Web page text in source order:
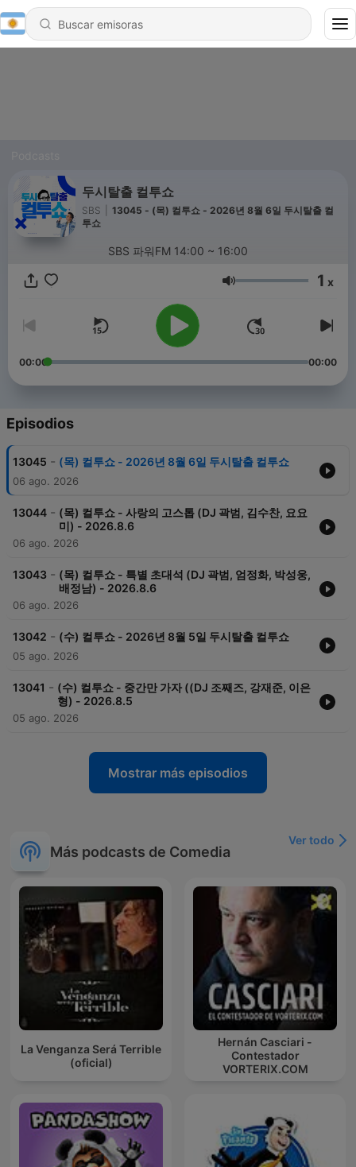
두시탈출 컬투쇼
SBS
13045 - (목) 컬투쇼 - 2026년 8월 6일 두시탈출 컬
투쇼
SBS 파워FM 14:00 ~ 16:00
Volumen 1 x
00:00 00:00
Episodios
13045 - (목) 컬투쇼 - 2026년 8월 6일 두시탈출 컬투쇼
06 ago. 2026
13044 - (목) 컬투쇼 - 사랑의 고스톱 (DJ 곽범, 김수찬, 요요
미) - 2026.8.6
06 ago. 2026
13043 - (목) 컬투쇼 - 특별 초대석 (DJ 곽범, 엄정화, 박성웅,
배정남) - 2026.8.6
06 ago. 2026
13042 - (수) 컬투쇼 - 2026년 8월 5일 두시탈출 컬투쇼
05 ago. 2026
13041 - (수) 컬투쇼 - 중간만 가자 ((DJ 조째즈, 강재준, 이은
형) - 2026.8.5
05 ago. 2026
Mostrar más episodios
Más podcasts de Comedia
Ver todo
La Venganza Será Terrible
(oficial)
Hernán Casciari -
Contestador
VORTERIX.COM